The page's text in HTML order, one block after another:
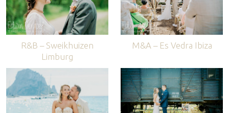
R&B – Sweikhuizen
Limburg
M&A – Es Vedra Ibiza